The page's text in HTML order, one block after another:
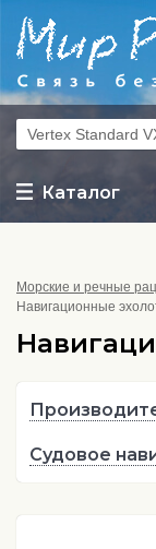
Каталог
Морские и речные
Навигационные
Судовое